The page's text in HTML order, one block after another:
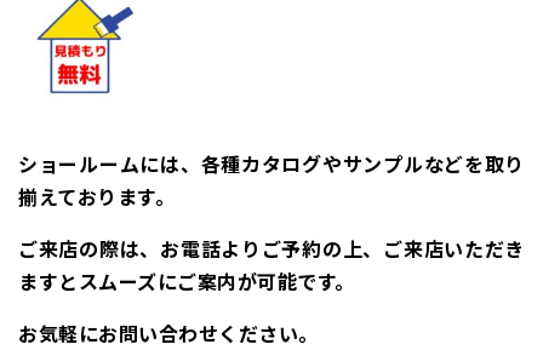
ショールームには、各種カタログやサンプルなどを取り
揃えております。
ご来店の際は、お電話よりご予約の上、ご来店いただき
ますとスムーズにご案内が可能です。
お気軽にお問い合わせください。